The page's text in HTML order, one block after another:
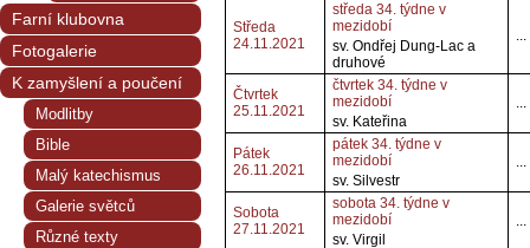
Středa
24.11.2021
středa 34. týdne v
mezidobí
sv. Ondřej Dung-Lac a
druhové
...
Čtvrtek
25.11.2021
čtvrtek 34. týdne v
mezidobí
sv. Kateřina
...
Pátek
26.11.2021
pátek 34. týdne v
mezidobí
sv. Silvestr
...
Sobota
27.11.2021
sobota 34. týdne v
mezidobí
sv. Virgil
...
Farní klubovna
Fotogalerie
K zamyšlení a poučení
Modlitby
Bible
Malý katechismus
Galerie světců
Různé texty